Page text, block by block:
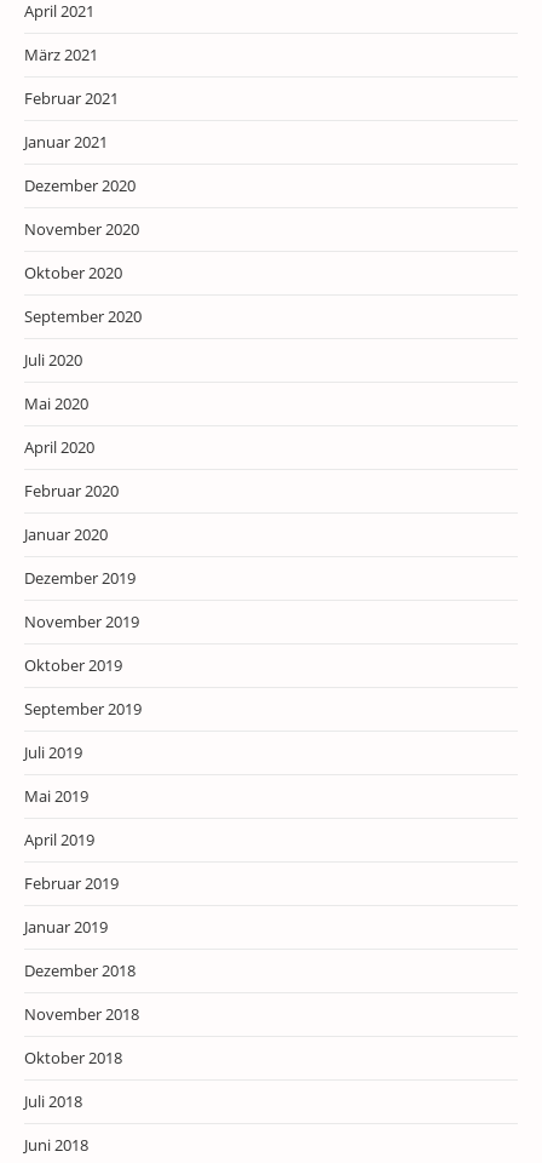
April 2021
März 2021
Februar 2021
Januar 2021
Dezember 2020
November 2020
Oktober 2020
September 2020
Juli 2020
Mai 2020
April 2020
Februar 2020
Januar 2020
Dezember 2019
November 2019
Oktober 2019
September 2019
Juli 2019
Mai 2019
April 2019
Februar 2019
Januar 2019
Dezember 2018
November 2018
Oktober 2018
Juli 2018
Juni 2018